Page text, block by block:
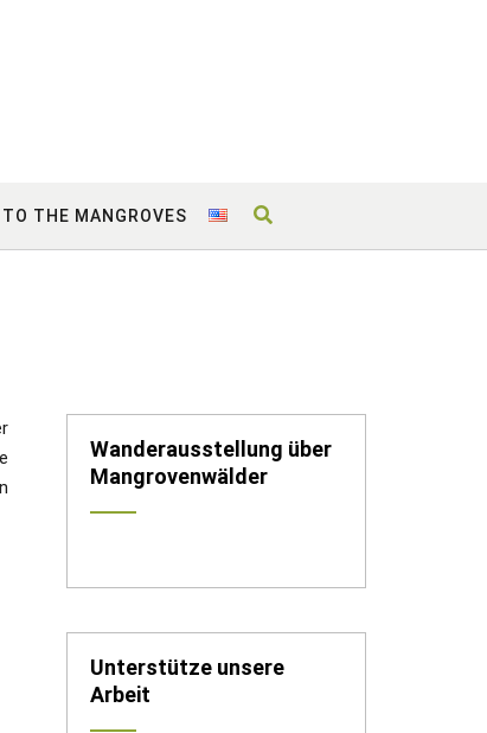
THE MANGROVES
Wanderausstellung über
Mangrovenwälder
Unterstütze unsere
Arbeit